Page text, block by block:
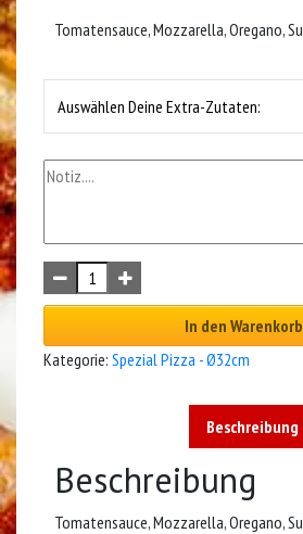
Tomatensauce, Mozzarella, Oregano,
Auswählen Deine Extra-Zutaten:
In den Warenkorb
Kategorie: Spezial Pizza - Ø32cm
Beschreibung
Beschreibung
Tomatensauce, Mozzarella, Oregano,